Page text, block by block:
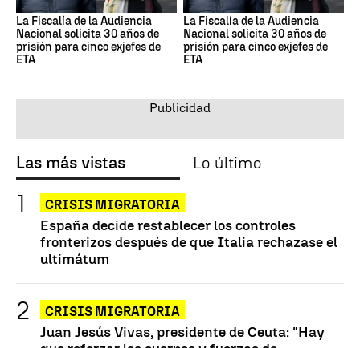
La Fiscalía de la Audiencia
Nacional solicita 30 años de
prisión para cinco exjefes de
ETA
La Fiscalía de la Audiencia
Nacional solicita 30 años de
prisión para cinco exjefes de
ETA
Las más vistas Lo último
CRISIS MIGRATORIA
España decide restablecer los controles
fronterizos después de que Italia rechazase el
ultimátum
CRISIS MIGRATORIA
Juan Jesús Vivas, presidente de Ceuta: "Hay